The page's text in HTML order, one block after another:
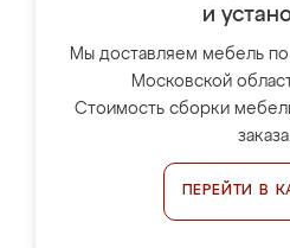
и
Мы доставляем мебель
Московской
Стоимость сборки
заказа.
ПЕРЕЙТИ В